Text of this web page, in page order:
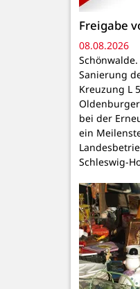
Freigabe
08.08.2026
Sanierung
Kreuzung L
bei der
ein
Schleswig-